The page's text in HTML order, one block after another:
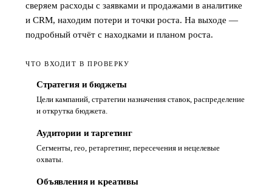
сверяем расходы с заявками и продажами в аналитике
и CRM, находим потери и точки роста. На выходе —
подробный отчёт с находками и планом роста.
ЧТО ВХОДИТ В ПРОВЕРКУ
Стратегия и бюджеты
Цели кампаний, стратегии назначения ставок, распределение
и открутка бюджета.
Аудитории и таргетинг
Сегменты, гео, ретаргетинг, пересечения и нецелевые
охваты.
Объявления и креативы